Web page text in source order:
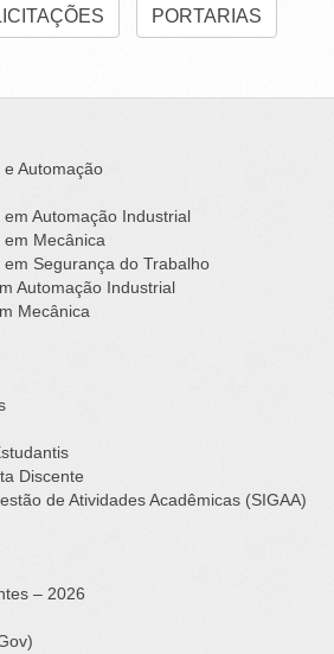
PORTARIAS
Automação
Automação Industrial
Mecânica
Segurança do Trabalho
Automação Industrial
Mecânica
Discente
de Atividades Acadêmicas (SIGAA)
– 2026